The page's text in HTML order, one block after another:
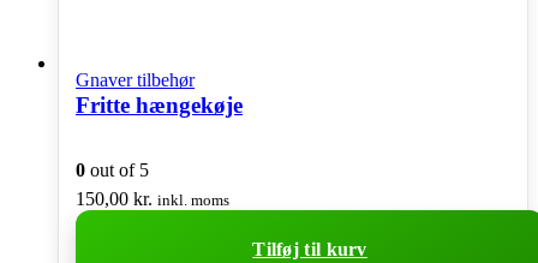
Gnaver tilbehør
Fritte hængekøje
0 out of 5
150,00 kr. inkl. moms
Tilføj til kurv